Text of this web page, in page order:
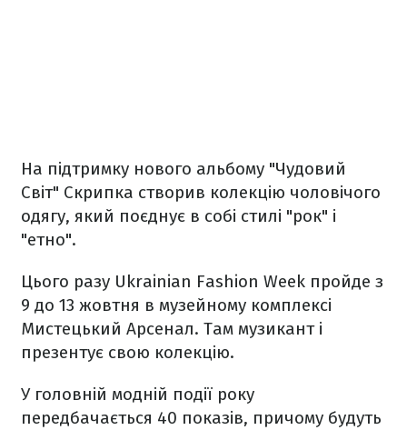
На підтримку нового альбому "Чудовий
Світ" Скрипка створив колекцію чоловічого
одягу, який поєднує в собі стилі "рок" і
"етно".
Цього разу Ukrainian Fashion Week пройде з
9 до 13 жовтня в музейному комплексі
Мистецький Арсенал. Там музикант і
презентує свою колекцію.
У головній модній події року
передбачається 40 показів, причому будуть